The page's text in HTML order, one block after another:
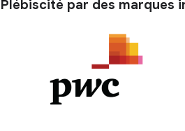
Plébiscité par des marques